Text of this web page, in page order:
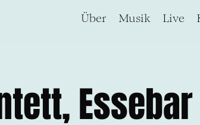
Über Musik Live